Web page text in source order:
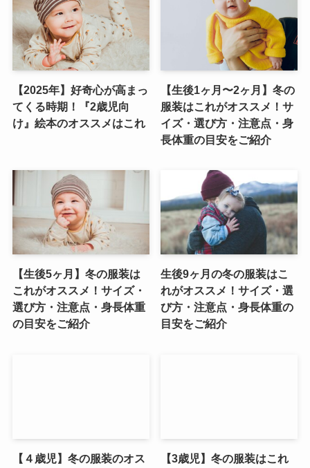
【2025年】好奇心が高まっ
てくる時期！『2歳児向
け』絵本のオススメはこれ
【生後1ヶ月〜2ヶ月】冬の
服装はこれがオススメ！サ
イズ・選び方・注意点・身
長体重の目安をご紹介
【生後5ヶ月】冬の服装は
これがオススメ！サイズ・
選び方・注意点・身長体重
の目安をご紹介
生後9ヶ月の冬の服装はこ
れがオススメ！サイズ・選
び方・注意点・身長体重の
目安をご紹介
【４歳児】冬の服装のオス
【3歳児】冬の服装はこれ